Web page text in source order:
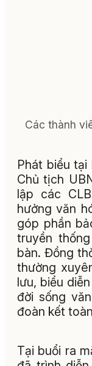
Các thành
Phát biểu
Chủ tịch
lập các
hưởng văn
góp phần
truyền
bàn. Đồng
thường
lưu, biểu
đời sống
đoàn kết
Tại buổi ra